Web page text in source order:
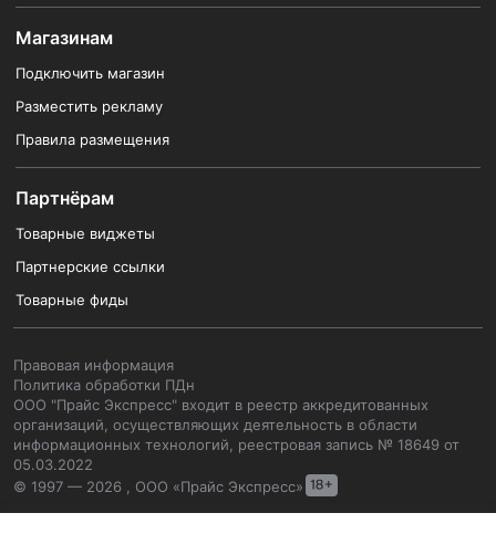
Магазинам
Подключить магазин
Разместить рекламу
Правила размещения
Партнёрам
Товарные виджеты
Партнерские ссылки
Товарные фиды
Правовая информация
Политика обработки ПДн
ООО "Прайс Экспресс" входит в реестр аккредитованных
организаций, осуществляющих деятельность в области
информационных технологий, реестровая запись № 18649 от
05.03.2022
© 1997 — 2026 , ООО «Прайс Экспресс»